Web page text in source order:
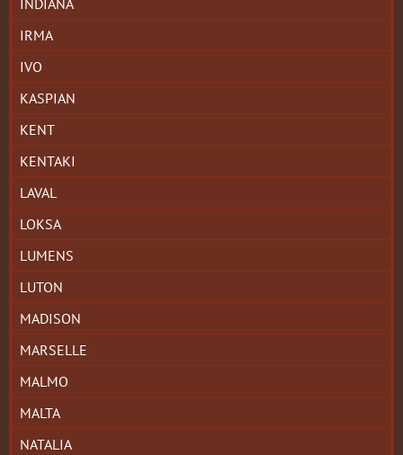
INDIANA
IRMA
IVO
KASPIAN
KENT
KENTAKI
LAVAL
LOKSA
LUMENS
LUTON
MADISON
MARSELLE
MALMO
MALTA
NATALIA